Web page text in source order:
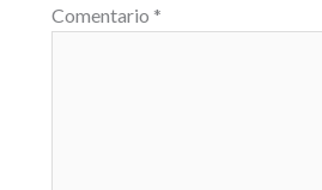
Comentario *